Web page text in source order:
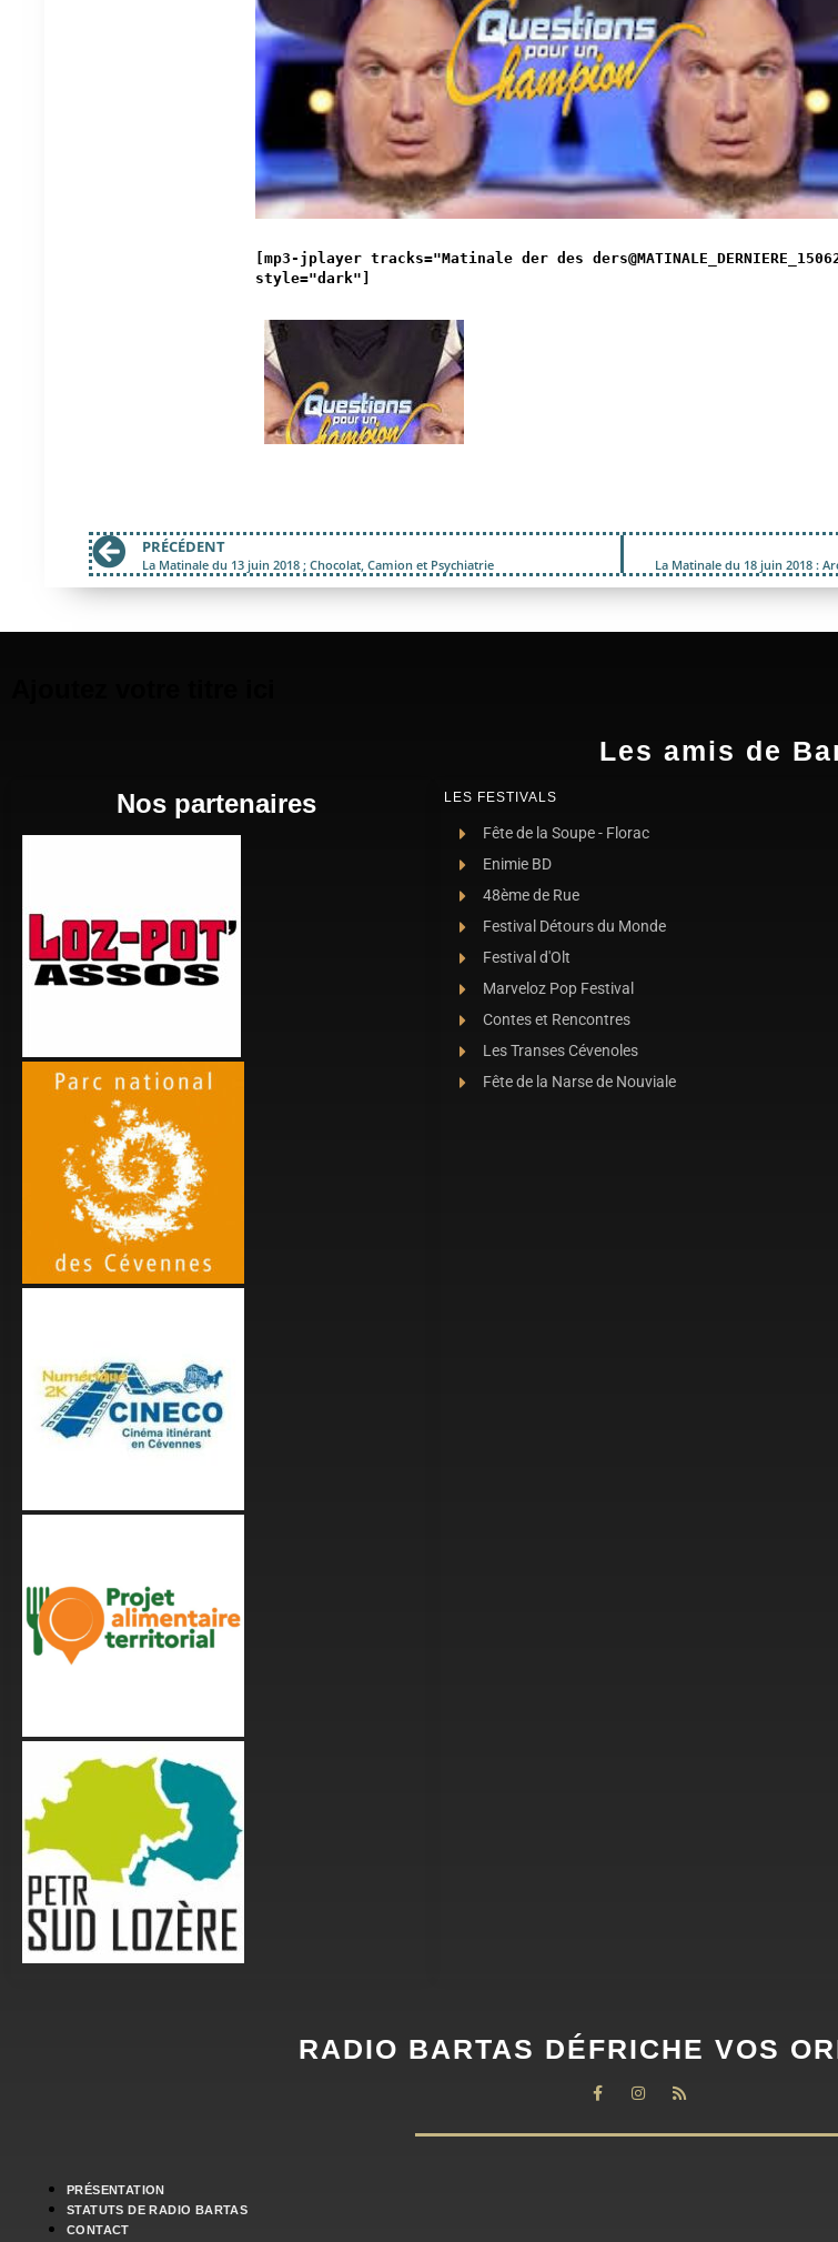
[mp3-jplayer tracks="Matinale der des
style="dark"]
PRÉCÉDENT
La Matinale du 13 juin 2018 ; Chocolat, Camion et Psychiatrie La Matinale du 18 juin 2018 :
Les amis de
Nos partenaires LES FESTIVALS
Fête de la Soupe - Florac
Enimie BD
48ème de Rue
Festival Détours du Monde
Festival d'Olt
Marveloz Pop Festival
Contes et Rencontres
Les Transes Cévenoles
Fête de la Narse de Nouviale
RADIO BARTAS DÉFRICHE VOS
PRÉSENTATION
STATUTS DE RADIO BARTAS
CONTACT